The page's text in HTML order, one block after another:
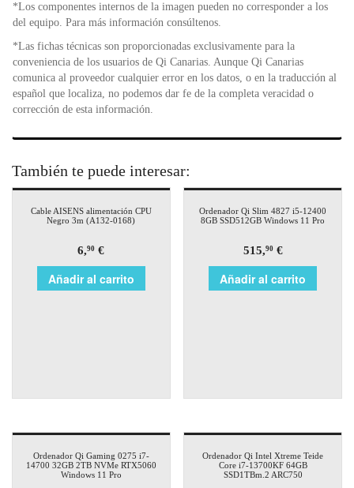
*Los componentes internos de la imagen pueden no corresponder a los
del equipo. Para más información consúltenos.
*Las fichas técnicas son proporcionadas exclusivamente para la
conveniencia de los usuarios de Qi Canarias. Aunque Qi Canarias
comunica al proveedor cualquier error en los datos, o en la traducción al
español que localiza, no podemos dar fe de la completa veracidad o
corrección de esta información.
También te puede interesar:
Cable AISENS alimentación CPU
Negro 3m (A132-0168)
6,90 €
Añadir al carrito
Ordenador Qi Slim 4827 i5-12400
8GB SSD512GB Windows 11 Pro
515,90€
Añadir al carrito
Ordenador Qi Gaming 0275 i7-
14700 32GB 2TB NVMe RTX5060
Windows 11 Pro
Ordenador Qi Intel Xtreme Teide
Core i7-13700KF 64GB
SSD1TBm.2 ARC750